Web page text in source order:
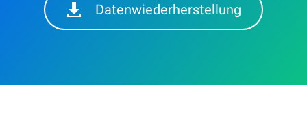
Datenwiederherstellung